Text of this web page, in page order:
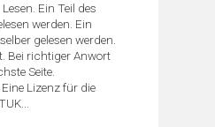
Ein Teil des
werden. Ein
gelesen werden.
Bei richtiger Anwort
Seite.
Lizenz für die